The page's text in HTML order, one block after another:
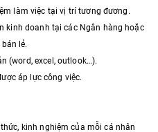
làm việc tại vị trí tương đương.
kinh doanh tại các Ngân hàng hoặc
lẻ.
(word, excel, outlook…).
áp lực công việc.
kinh nghiệm của mỗi cá nhân